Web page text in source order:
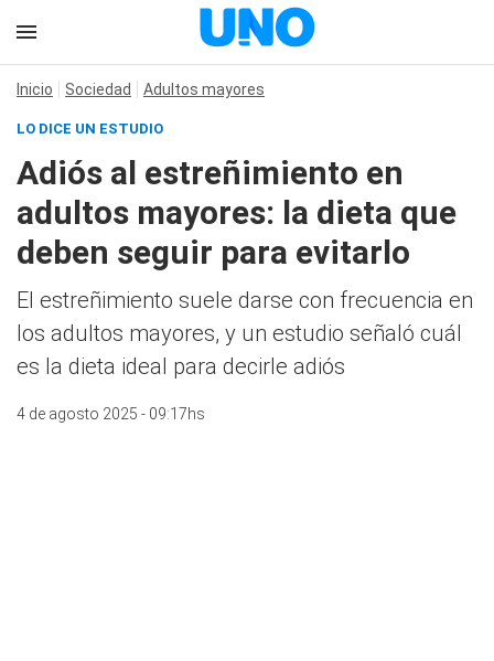
Inicio Sociedad Adultos mayores
LO DICE UN ESTUDIO
Adiós al estreñimiento en
adultos mayores: la dieta que
deben seguir para evitarlo
El estreñimiento suele darse con frecuencia en
los adultos mayores, y un estudio señaló cuál
es la dieta ideal para decirle adiós
4 de agosto 2025 - 09:17hs